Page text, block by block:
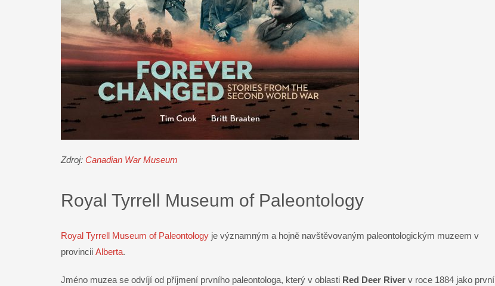
Zdroj: Canadian War Museum
Royal Tyrrell Museum of Paleontology
Royal Tyrrell Museum of Paleontology je významným a hojně navštěvovaným paleontologickým muzeem v
provincii Alberta.
Jméno muzea se odvíjí od příjmení prvního paleontologa, který v oblasti Red Deer River v roce 1884 jako první